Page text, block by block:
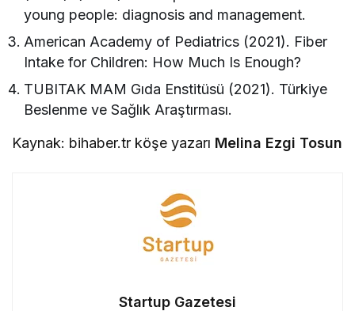
young people: diagnosis and management.
American Academy of Pediatrics (2021). Fiber
Intake for Children: How Much Is Enough?
TUBITAK MAM Gıda Enstitüsü (2021). Türkiye
Beslenme ve Sağlık Araştırması.
Kaynak: bihaber.tr köşe yazarı Melina Ezgi Tosun
Startup Gazetesi